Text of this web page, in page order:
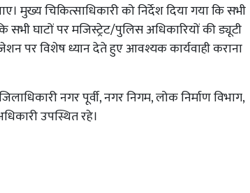
मुख्य चिकित्साधिकारी को निर्देश दिया गया कि सभी
सभी घाटों पर मजिस्ट्रेट/पुलिस अधिकारियों की ड्यूटी
पर विशेष ध्यान देते हुए आवश्यक कार्यवाही कराना
नगर पूर्वी, नगर निगम, लोक निर्माण विभाग,
उपस्थित रहे।